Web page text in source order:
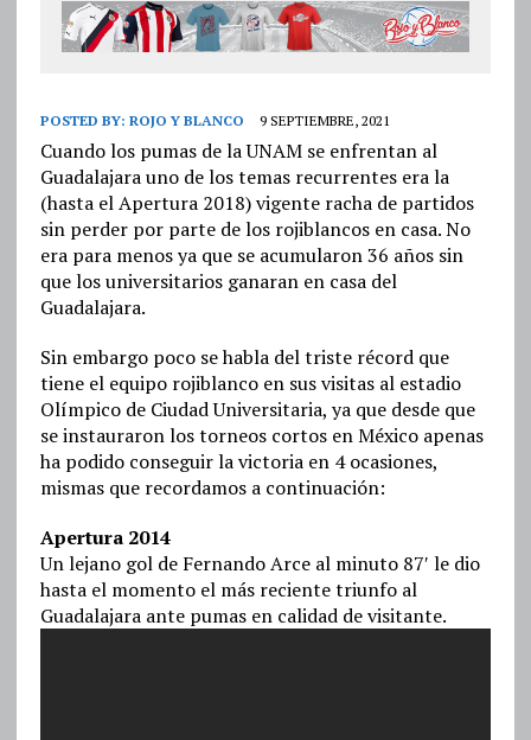
POSTED BY: ROJO Y BLANCO 9 SEPTIEMBRE, 2021
Cuando los pumas de la UNAM se enfrentan al
Guadalajara uno de los temas recurrentes era la
(hasta el Apertura 2018) vigente racha de partidos
sin perder por parte de los rojiblancos en casa. No
era para menos ya que se acumularon 36 años sin
que los universitarios ganaran en casa del
Guadalajara.
Sin embargo poco se habla del triste récord que
tiene el equipo rojiblanco en sus visitas al estadio
Olímpico de Ciudad Universitaria, ya que desde que
se instauraron los torneos cortos en México apenas
ha podido conseguir la victoria en 4 ocasiones,
mismas que recordamos a continuación:
Apertura 2014
Un lejano gol de Fernando Arce al minuto 87′ le dio
hasta el momento el más reciente triunfo al
Guadalajara ante pumas en calidad de visitante.